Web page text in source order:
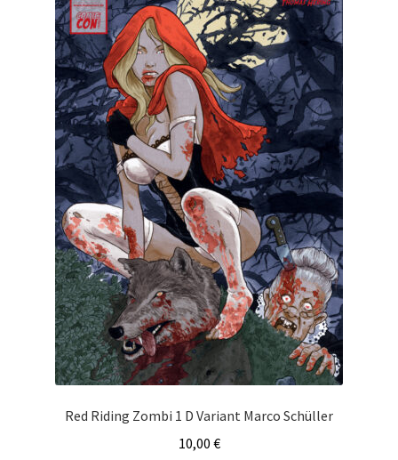
Red Riding Zombi 1 D Variant Marco Schüller
10,00 €